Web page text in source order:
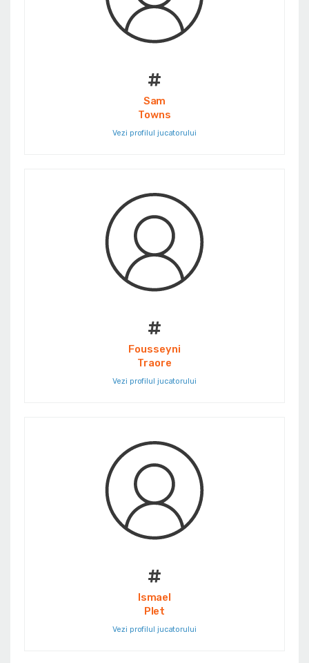
#
Sam
Towns
Vezi profilul jucatorului
#
Fousseyni
Traore
Vezi profilul jucatorului
#
Ismael
Plet
Vezi profilul jucatorului